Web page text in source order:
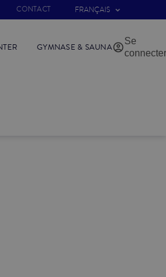
CONTACT FRANÇAIS
GYMNASE & SAUNA
Se
connecter